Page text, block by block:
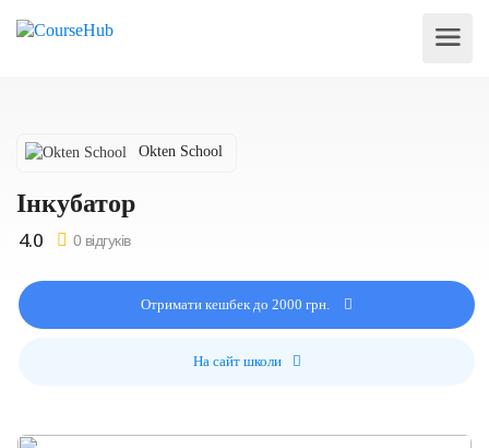
Okten School
Iнкубатор
0 відгуків
Отримати кешбек до 2000 грн.
На сайт школи